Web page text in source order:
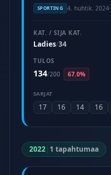
SPORTING 4. huhtik. 2024·
KAT. / SIJA KAT.
Ladies/34
TULOS
134/200 67.0%
SARJAT
17 16 14 16
2022| 1 tapahtumaa